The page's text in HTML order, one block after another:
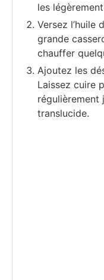
les
Versez l’huile
grande
chauffer
Ajoutez les
Laissez cuire
régulièrement
translucide.